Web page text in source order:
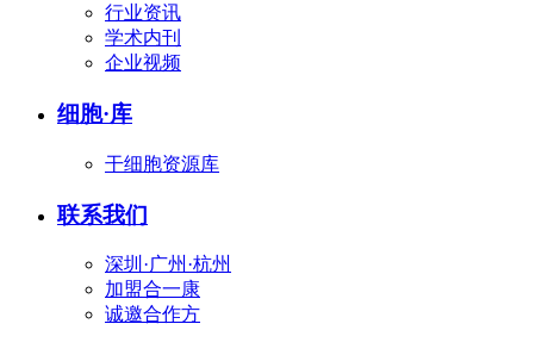
行业资讯
学术内刊
企业视频
细胞·库
干细胞资源库
联系我们
深圳·广州·杭州
加盟合一康
诚邀合作方